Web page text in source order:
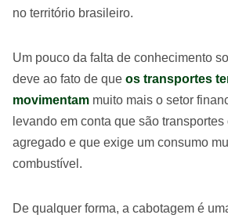
no território brasileiro.
Um pouco da falta de conhecimento
deve ao fato de que os transportes
movimentam muito mais o setor
levando em conta que são
agregado e que exige um consumo
combustível.
De qualquer forma, a cabotagem é